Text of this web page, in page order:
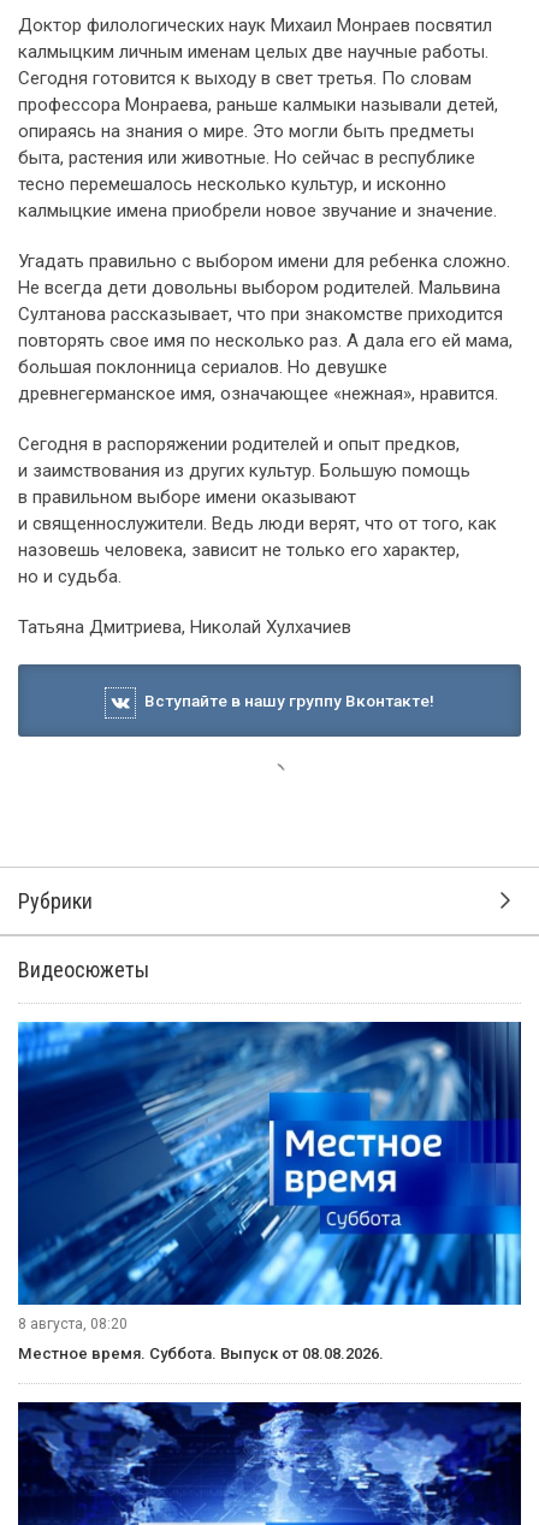
Доктор филологических наук Михаил Монраев посвятил
калмыцким личным именам целых две научные работы.
Сегодня готовится к выходу в свет третья. По словам
профессора Монраева, раньше калмыки называли детей,
опираясь на знания о мире. Это могли быть предметы
быта, растения или животные. Но сейчас в республике
тесно перемешалось несколько культур, и исконно
калмыцкие имена приобрели новое звучание и значение.
Угадать правильно с выбором имени для ребенка сложно.
Не всегда дети довольны выбором родителей. Мальвина
Султанова рассказывает, что при знакомстве приходится
повторять свое имя по несколько раз. А дала его ей мама,
большая поклонница сериалов. Но девушке
древнегерманское имя, означающее «нежная», нравится.
Сегодня в распоряжении родителей и опыт предков,
и заимствования из других культур. Большую помощь
в правильном выборе имени оказывают
и священнослужители. Ведь люди верят, что от того, как
назовешь человека, зависит не только его характер,
но и судьба.
Татьяна Дмитриева, Николай Хулхачиев
Вступайте в нашу группу Вконтакте!
Рубрики
Видеосюжеты
8 августа, 08:20
Местное время. Суббота. Выпуск от 08.08.2026.